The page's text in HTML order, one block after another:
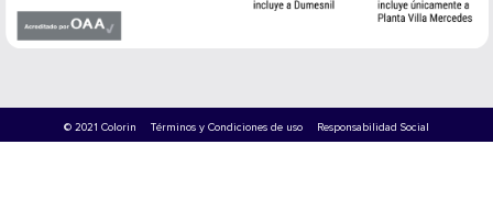
© 2021 Colorin Términos y Condiciones de uso Responsabilidad Social